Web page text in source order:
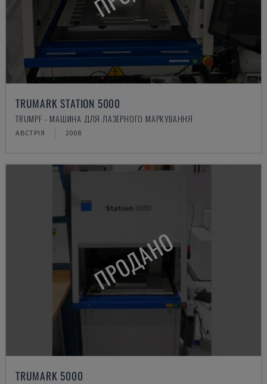
TRUMARK STATION 5000
TRUMPF - МАШИНА ДЛЯ ЛАЗЕРНОГО МАРКУВАННЯ
АВСТРІЯ 2008
ПРОДАНО
TRUMARK 5000